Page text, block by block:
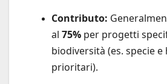
Contributo:
al 75% per progetti
biodiversità (es. specie
prioritari).